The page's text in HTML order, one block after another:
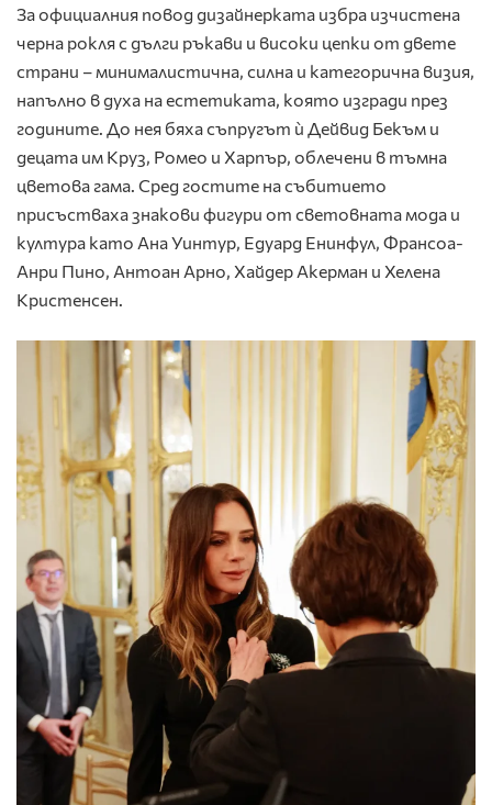
За официалния повод дизайнерката избра изчистена
черна рокля с дълги ръкави и високи цепки от двете
страни – минималистична, силна и категорична визия,
напълно в духа на естетиката, която изгради през
годините. До нея бяха съпругът ѝ Дейвид Бекъм и
децата им Круз, Ромео и Харпър, облечени в тъмна
цветова гама. Сред гостите на събитието
присъстваха знакови фигури от световната мода и
култура като Ана Уинтур, Едуард Енинфул, Франсоа-
Анри Пино, Антоан Арно, Хайдер Акерман и Хелена
Кристенсен.